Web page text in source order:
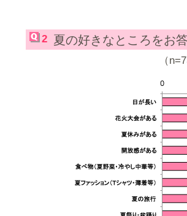
2 夏の好きなところをお
（